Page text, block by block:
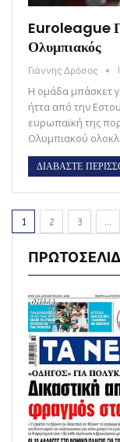
Euroleague
Ολυμπιακός
Γιάννης Δρόσος
Η ομάδα μπάσκετ
ήττα από την
ευρωπαϊκή της
Ολυμπιακού
ΔΙΑΒΑΣΤΕ
1 2 3 …